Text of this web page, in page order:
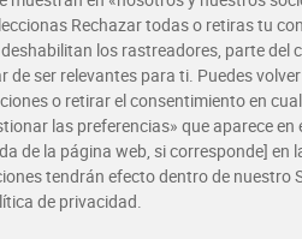
· COMER MEJOR CADA DIA
Política de cookies
Rechazar todas o retiras tu
los rastreadores, parte del
de ser relevantes para ti. Puedes
o retirar el consentimiento en
las preferencias» que aparece
de la página web, si corresponde] en
tendrán efecto dentro de nuestro
de privacidad.